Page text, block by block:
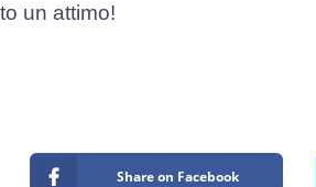
un attimo!
Share on Facebook